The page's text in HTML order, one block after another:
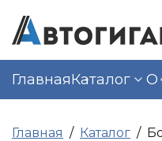
ГлавнаяКаталог О
Главная Каталог